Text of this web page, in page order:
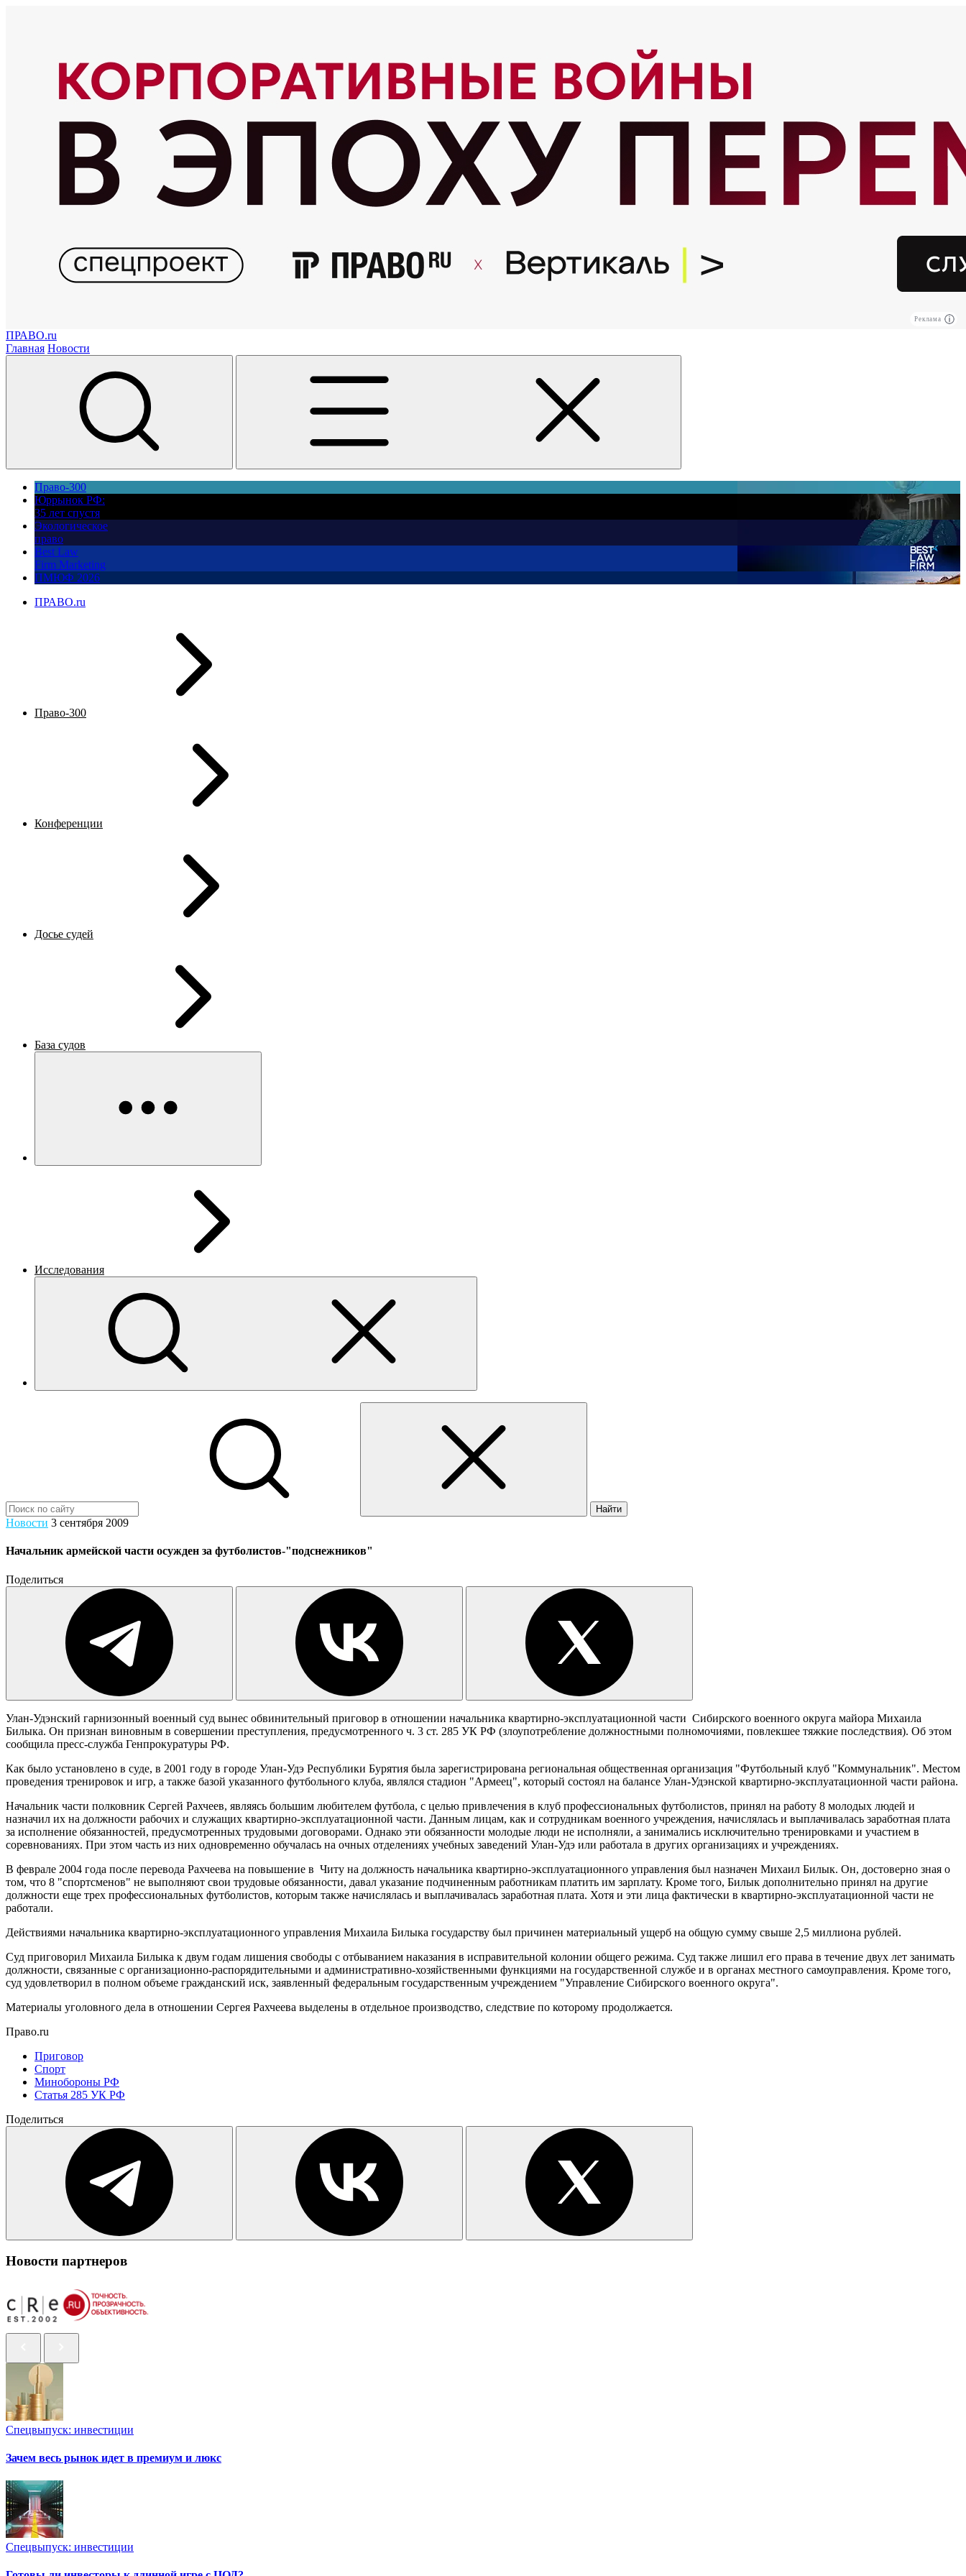
Реклама
ПРАВО.ru
Главная Новости
Право-300
Юррынок РФ:
35 лет спустя
Экологическое
право
Best Law
Firm Marketing
ПМЮФ 2026
ПРАВО.ru
Право-300
Конференции
Досье судей
База судов
Исследования
Найти
Новости 3 сентября 2009
Начальник армейской части осужден за футболистов-"подснежников"
Поделиться
Улан-Удэнский гарнизонный военный суд вынес обвинительный приговор в отношении начальника квартирно-эксплуатационной части Сибирского военного округа майора Михаила
Билыка. Он признан виновным в совершении преступления, предусмотренного ч. 3 ст. 285 УК РФ (злоупотребление должностными полномочиями, повлекшее тяжкие последствия). Об этом
сообщила пресс-служба Генпрокуратуры РФ.
Как было установлено в суде, в 2001 году в городе Улан-Удэ Республики Бурятия была зарегистрирована региональная общественная организация "Футбольный клуб "Коммунальник". Местом
проведения тренировок и игр, а также базой указанного футбольного клуба, являлся стадион "Армеец", который состоял на балансе Улан-Удэнской квартирно-эксплуатационной части района.
Начальник части полковник Сергей Рахчеев, являясь большим любителем футбола, с целью привлечения в клуб профессиональных футболистов, принял на работу 8 молодых людей и
назначил их на должности рабочих и служащих квартирно-эксплуатационной части. Данным лицам, как и сотрудникам военного учреждения, начислялась и выплачивалась заработная плата
за исполнение обязанностей, предусмотренных трудовыми договорами. Однако эти обязанности молодые люди не исполняли, а занимались исключительно тренировками и участием в
соревнованиях. При этом часть из них одновременно обучалась на очных отделениях учебных заведений Улан-Удэ или работала в других организациях и учреждениях.
В феврале 2004 года после перевода Рахчеева на повышение в Читу на должность начальника квартирно-эксплуатационного управления был назначен Михаил Билык. Он, достоверно зная о
том, что 8 "спортсменов" не выполняют свои трудовые обязанности, давал указание подчиненным работникам платить им зарплату. Кроме того, Билык дополнительно принял на другие
должности еще трех профессиональных футболистов, которым также начислялась и выплачивалась заработная плата. Хотя и эти лица фактически в квартирно-эксплуатационной части не
работали.
Действиями начальника квартирно-эксплуатационного управления Михаила Билыка государству был причинен материальный ущерб на общую сумму свыше 2,5 миллиона рублей.
Суд приговорил Михаила Билыка к двум годам лишения свободы с отбыванием наказания в исправительной колонии общего режима. Суд также лишил его права в течение двух лет занимать
должности, связанные с организационно-распорядительными и административно-хозяйственными функциями на государственной службе и в органах местного самоуправления. Кроме того,
суд удовлетворил в полном объеме гражданский иск, заявленный федеральным государственным учреждением "Управление Сибирского военного округа".
Материалы уголовного дела в отношении Сергея Рахчеева выделены в отдельное производство, следствие по которому продолжается.
Право.ru
Приговор
Спорт
Минобороны РФ
Статья 285 УК РФ
Поделиться
Новости партнеров
Спецвыпуск: инвестиции
Зачем весь рынок идет в премиум и люкс
Спецвыпуск: инвестиции